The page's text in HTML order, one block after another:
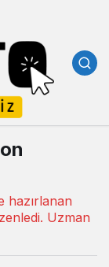
hazırlanan
Uzman